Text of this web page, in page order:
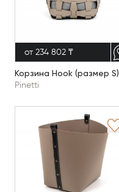
от 234 802 ₸
Корзина Hook (размер S)
Pinetti